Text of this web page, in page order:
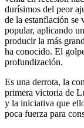
durísimos del peor
de la estanflación
popular, aplicando
producir la más
ha conocido. El
profundización.
Es una derrota, la
primera victoria de
y la iniciativa que
poca fuerza para